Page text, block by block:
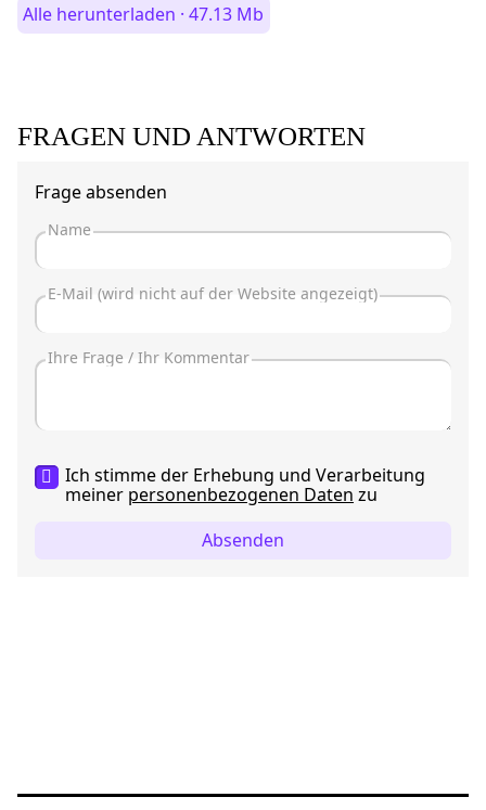
Alle herunterladen · 47.13 Mb
FRAGEN UND ANTWORTEN
Frage absenden
Ich stimme der Erhebung und Verarbeitung
meiner personenbezogenen Daten zu
Absenden